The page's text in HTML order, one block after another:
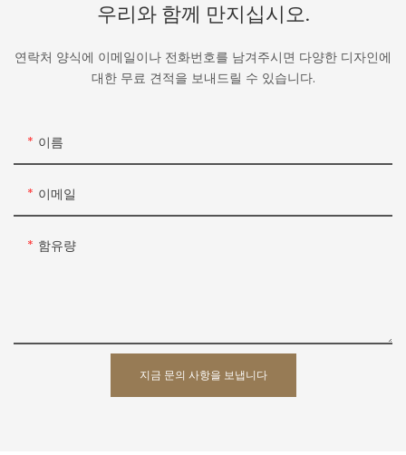
우리와 함께 만지십시오.
연락처 양식에 이메일이나 전화번호를 남겨주시면 다양한 디자인에
대한 무료 견적을 보내드릴 수 있습니다.
이름
이메일
함유량
지금 문의 사항을 보냅니다